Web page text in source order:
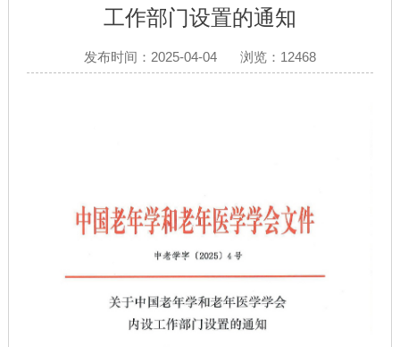
工作部门设置的通知
发布时间：2025-04-04 浏览：12468